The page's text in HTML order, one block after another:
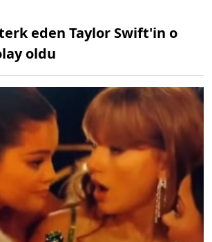
eden Taylor Swift'in o
oldu